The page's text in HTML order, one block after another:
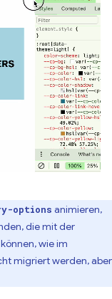
options animieren,
die mit der
wie im
migriert werden, aber